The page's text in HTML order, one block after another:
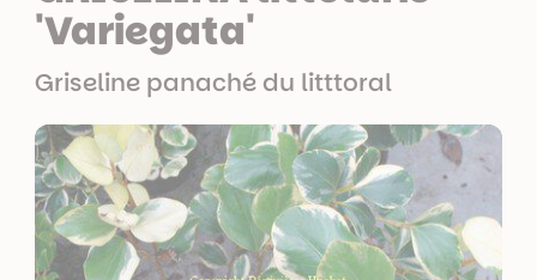
'Variegata'
Griseline panaché du litttoral